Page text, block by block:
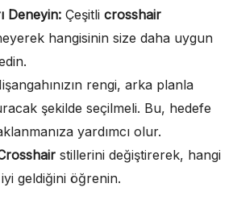
Deneyin: Çeşitli crosshair
hangisinin size daha uygun
rengi, arka planla
şekilde seçilmeli. Bu, hedefe
yardımcı olur.
stillerini değiştirerek, hangi
geldiğini öğrenin.